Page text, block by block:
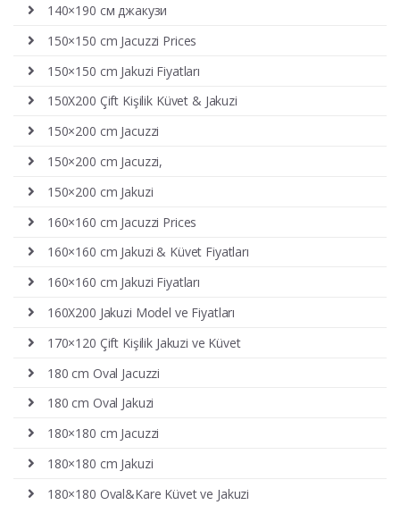
140×190 см джакузи
150×150 cm Jacuzzi Prices
150×150 cm Jakuzi Fiyatları
150X200 Çift Kişilik Küvet & Jakuzi
150×200 cm Jacuzzi
150×200 cm Jacuzzi,
150×200 cm Jakuzi
160×160 cm Jacuzzi Prices
160×160 cm Jakuzi & Küvet Fiyatları
160×160 cm Jakuzi Fiyatları
160X200 Jakuzi Model ve Fiyatları
170×120 Çift Kişilik Jakuzi ve Küvet
180 cm Oval Jacuzzi
180 cm Oval Jakuzi
180×180 cm Jacuzzi
180×180 cm Jakuzi
180×180 Oval&Kare Küvet ve Jakuzi